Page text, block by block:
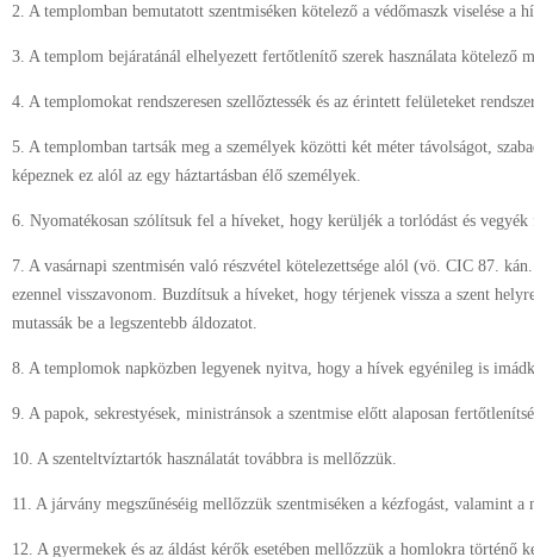
2. A templomban bemutatott szentmiséken kötelező a védőmaszk viselése a
3. A templom bejáratánál elhelyezett fertőtlenítő szerek használata kötelező
4. A templomokat rendszeresen szellőztessék és az érintett felületeket
5. A templomban tartsák meg a személyek közötti két méter távolságot,
képeznek ez alól az egy háztartásban élő személyek.
6. Nyomatékosan szólítsuk fel a híveket, hogy kerüljék a torlódást és
7. A vasárnapi szentmisén való részvétel kötelezettsége alól (vö. CIC 87.
ezennel visszavonom. Buzdítsuk a híveket, hogy térjenek vissza a szent
mutassák be a legszentebb áldozatot.
8. A templomok napközben legyenek nyitva, hogy a hívek egyénileg is
9. A papok, sekrestyések, ministránsok a szentmise előtt alaposan
10. A szenteltvíztartók használatát továbbra is mellőzzük.
11. A járvány megszűnéséig mellőzzük szentmiséken a kézfogást, valamint a
12. A gyermekek és az áldást kérők esetében mellőzzük a homlokra történő